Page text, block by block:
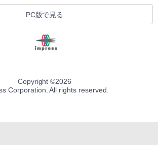
PC版で見る
Copyright ©2026
Corporation. All rights reserved.